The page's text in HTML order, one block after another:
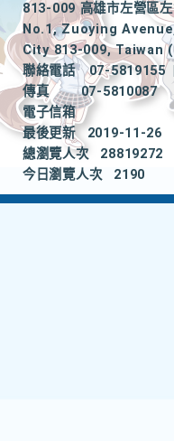
813-009 高雄市左營區
No.1, Zuoying
City 813-009, Taiwan
聯絡電話
07-5819155
傳真
07-5810087
電子信箱
最後更新
2019-11-26
總瀏覽人次
28819272
今日瀏覽人次
2190